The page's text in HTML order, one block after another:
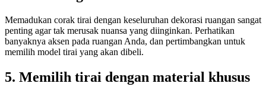
Memadukan corak tirai dengan keseluruhan dekorasi ruangan sangat
penting agar tak merusak nuansa yang diinginkan. Perhatikan
banyaknya aksen pada ruangan Anda, dan pertimbangkan untuk
memilih model tirai yang akan dibeli.
5. Memilih tirai dengan material khusus